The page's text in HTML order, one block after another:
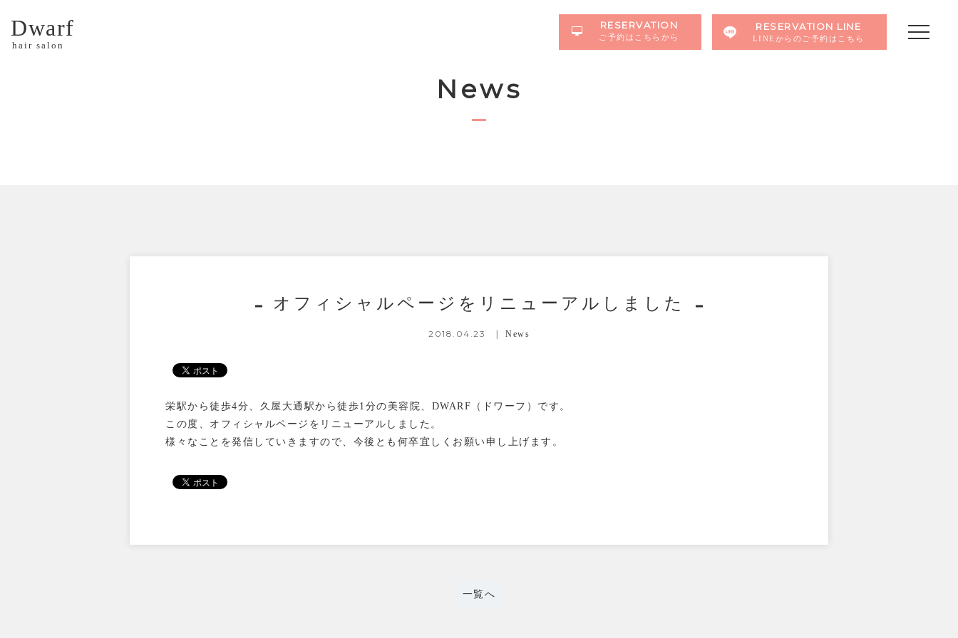
Dwarf
hair salon
RESERVATION
ご予約はこちらから
RESERVATION LINE
LINEからのご予約はこちら
スタイリスト
News
オフィシャルページをリニューアルしました
2018.04.23 News
栄駅から徒歩4分、久屋大通駅から徒歩1分の美容院、DWARF（ドワーフ）です。
この度、オフィシャルページをリニューアルしました。
様々なことを発信していきますので、今後とも何卒宜しくお願い申し上げます。
一覧へ